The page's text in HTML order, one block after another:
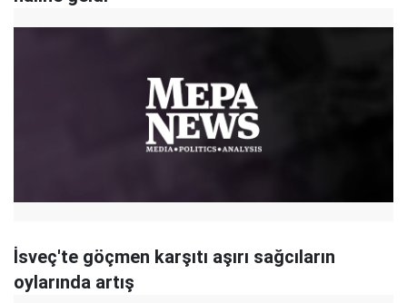
İsveç'te göçmen karşıtı aşırı sağcıların
oylarında artış